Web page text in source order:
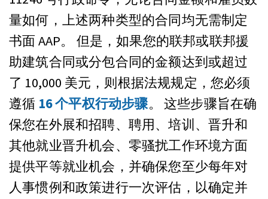
量如何，上述两种类型的合同均无需制定
书面 AAP。 但是，如果您的联邦或联邦援
助建筑合同或分包合同的金额达到或超过
了 10,000 美元，则根据法规规定，您必须
遵循 16 个平权行动步骤。 这些步骤旨在确
保您在外展和招聘、聘用、培训、晋升和
其他就业晋升机会、零骚扰工作环境方面
提供平等就业机会，并确保您至少每年对
人事惯例和政策进行一次评估，以确定并